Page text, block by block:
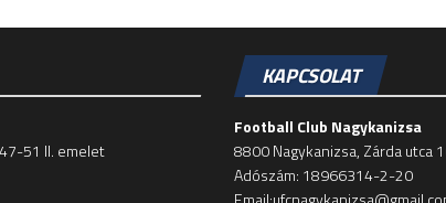
51 II. emelet
KAPCSOLAT
Football Club Nagykanizsa
8800 Nagykanizsa, Zárda utca
Adószám: 18966314-2-20